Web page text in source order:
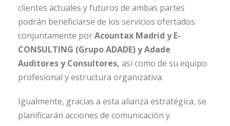
clientes actuales y futuros de ambas partes
podrán beneficiarse de los servicios ofertados
conjuntamente porAcountax Madrid y E-
CONSULTING (Grupo ADADE) y Adade
Auditores y Consultores, así como de su equipo
profesional y estructura organizativa.
Igualmente, gracias a esta alianza estratégica, se
planificarán acciones de comunicación y